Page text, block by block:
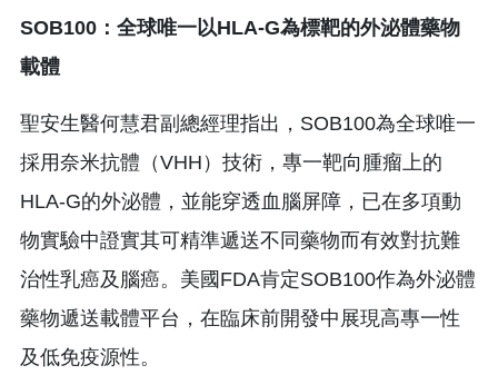
SOB100 ：全球唯一以HLA-G為標靶的外泌體藥物
載體
聖安生醫何慧君副總經理指出，SOB100為全球唯一
採用奈米抗體（VHH）技術，專一靶向腫瘤上的
HLA-G的外泌體，並能穿透血腦屏障，已在多項動
物實驗中證實其可精準遞送不同藥物而有效對抗難
治性乳癌及腦癌。美國FDA肯定SOB100作為外泌體
藥物遞送載體平台，在臨床前開發中展現高專一性
及低免疫源性。